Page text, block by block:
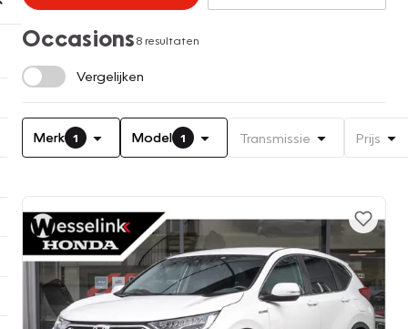
Occasions8 resultaten
Vergelijken
Merk 1 Model 1 Transmissie Prijs